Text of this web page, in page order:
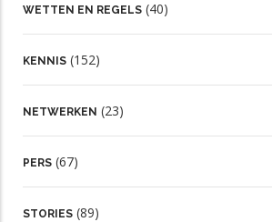
WETTEN EN REGELS (40)
KENNIS (152)
NETWERKEN (23)
PERS (67)
STORIES (89)